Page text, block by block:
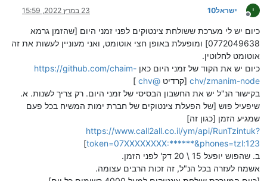
י
מנותק
ישראל10 23 במרץ 2022, 15:59
כיום יש לי מערכת ששולחת צינטוקים לפני זמני היום [שהזמן גרמא
0772049638] ומופעלת באופן חצי אוטומט, ואני מעוניין לעשות את זה
אוטומט לחלוטין.
כיום יש את הקוד של זמני היום כאן https://github.com/chaim-
chv/zmanim-node [קרדיט @
chv
]
בקישור הנ"ל יש את החשבון הבסיסי של זמני היום. רק צריך לשנות. א.
שיפעיל פוש [של הפעלת צינטוקים של חברת ימות המשיח בכל פעם
שמגיע הזמן [כגון זה]
https://www.call2all.co.il/ym/api/RunTzintuk?
token=07XXXXXXXX:******&phones=tzl:123
]
ב. שהפוש יופעל 15 \ 20 דק' לפני הזמן.
אשמח לעזרה בכל הנ"ל, זה זכות הרבים עצומה.